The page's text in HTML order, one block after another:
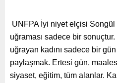
UNFPA İyi niyet elçisi Songül
uğraması sadece bir
uğrayan kadını sadece bir
paylaşmak. Ertesi gün,
siyaset, eğitim, tüm alanlar.